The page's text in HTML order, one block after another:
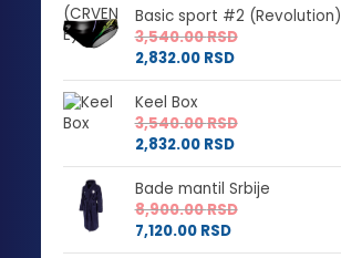
Basic sport #2 (Revolution)
3,540.00RSD
2,832.00 RSD
Keel Box
3,540.00RSD
2,832.00 RSD
Bade mantil Srbije
8,900.00RSD
7,120.00 RSD